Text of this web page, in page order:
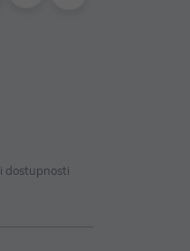
dostupnosti